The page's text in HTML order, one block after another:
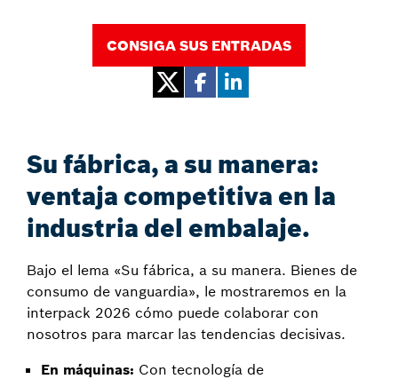
CONSIGA SUS ENTRADAS
Su fábrica, a su manera:
ventaja competitiva en la
industria del embalaje.
Bajo el lema «Su fábrica, a su manera. Bienes de
consumo de vanguardia», le mostraremos en la
interpack 2026 cómo puede colaborar con
nosotros para marcar las tendencias decisivas.
En máquinas: Con tecnología de